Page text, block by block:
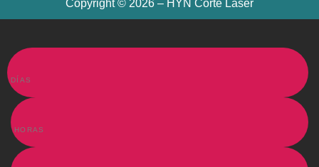
Copyright © 2026 – HYN Corte Laser
DÍAS
HORAS